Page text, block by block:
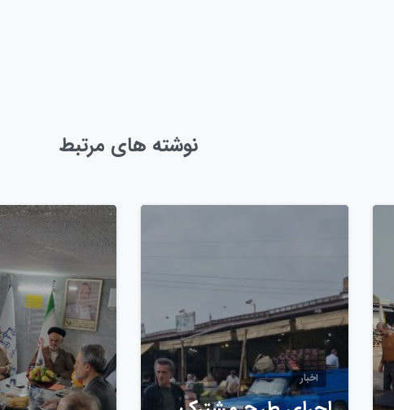
نوشته های مرتبط
اخبار